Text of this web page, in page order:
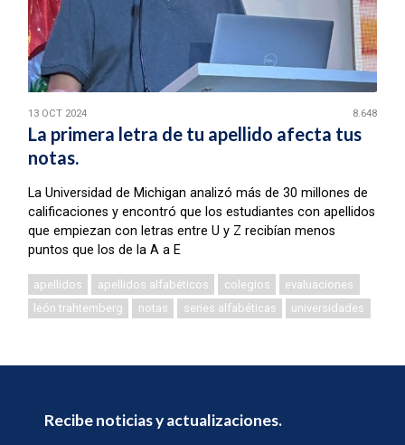
13 OCT 2024 8.648
La primera letra de tu apellido afecta tus
notas.
La Universidad de Michigan analizó más de 30 millones de
calificaciones y encontró que los estudiantes con apellidos
que empiezan con letras entre U y Z recibían menos
puntos que los de la A a E
apellidos apellidos alfabéticos colegios
evaluaciones
león trahtemberg
notas series alfabéticas universidades
Recibe noticias y actualizaciones.